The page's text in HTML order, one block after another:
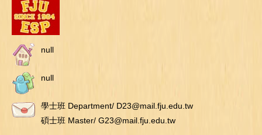
null
null
學士班 Department/ D23@mail.fju.edu.tw
碩士班 Master/ G23@mail.fju.edu.tw